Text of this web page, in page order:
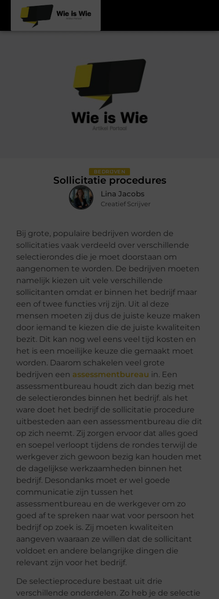
BEDRIJVEN
Sollicitatie procedures
Lina Jacobs
Creatief Scrijver
Bij grote, populaire bedrijven worden de
sollicitaties vaak verdeeld over verschillende
selectierondes die je moet doorstaan om
aangenomen te worden. De bedrijven moeten
namelijk kiezen uit vele verschillende
sollicitanten omdat er binnen het bedrijf maar
een of twee functies vrij zijn. Uit al deze
mensen moeten zij dus de juiste keuze maken
door iemand te kiezen die de juiste kwaliteiten
bezit. Dit kan nog wel eens veel tijd kosten en
het is een moeilijke keuze die gemaakt moet
worden. Daarom schakelen veel grote
bedrijven een assessmentbureau in. Een
assessmentbureau houdt zich dan bezig met
de selectierondes binnen het bedrijf. als het
ware doet het bedrijf de sollicitatie procedure
uitbesteden aan een assessmentbureau die dit
op zich neemt. Zij zorgen ervoor dat alles goed
en soepel verloopt tijdens de rondes terwijl de
werkgever zich gewoon bezig kan houden met
de dagelijkse werkzaamheden binnen het
bedrijf. Desondanks moet er wel goede
communicatie zijn tussen het
assessmentbureau en de werkgever om zo
goed af te spreken naar wat voor persoon het
bedrijf op zoek is. Zij moeten kwaliteiten
aangeven waaraan ze willen dat de sollicitant
voldoet en andere belangrijke dingen die
relevant zijn voor het bedrijf.
De selectieprocedure bestaat uit drie
verschillende onderdelen. Zo heb je de selectie